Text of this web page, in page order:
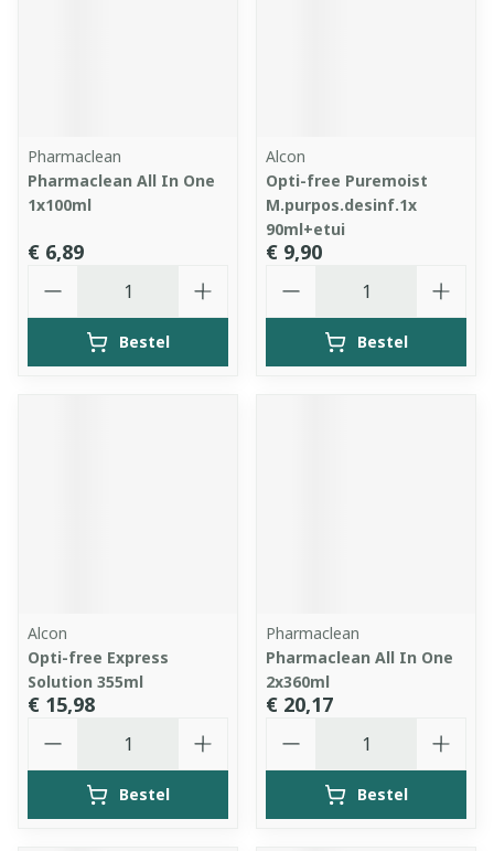
Pharmaclean
Pharmaclean All In One
1x100ml
€ 6,89
Bestel
Alcon
Opti-free Puremoist
M.purpos.desinf.1x
90ml+etui
€ 9,90
Bestel
Alcon
Opti-free Express
Solution 355ml
€ 15,98
Bestel
Pharmaclean
Pharmaclean All In One
2x360ml
€ 20,17
Bestel